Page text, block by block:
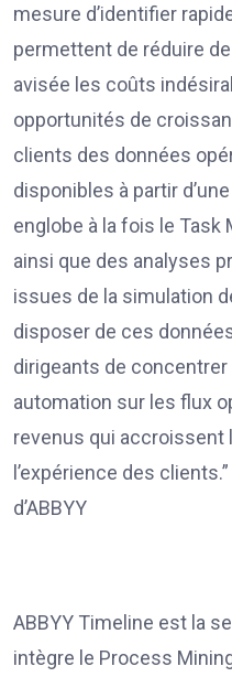
mesure d’identifier
permettent de réduire
avisée les coûts
opportunités de
clients des données
disponibles à partir
englobe à la fois le Task
ainsi que des analyses
issues de la simulation
disposer de ces
dirigeants de
automation sur les flux
revenus qui accroissent
l’expérience des
d’ABBYY
ABBYY Timeline est la
intègre le Process